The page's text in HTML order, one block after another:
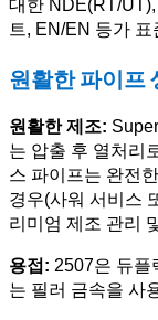
트, EN/EN 등가
원활한 파이프
원활한 제조:
는 압출 후 열처리
스 파이프는 완전
경우(사워 서비스
리미엄 제조 관리
용접: 2507은 듀플
는 필러 금속을 사